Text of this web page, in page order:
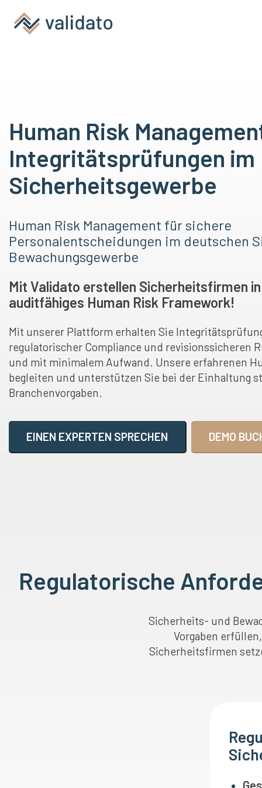
Human Risk
Integritätsprüfungen im
Sicherheitsgewerbe
Human Risk Management für sichere
Personalentscheidungen im deutschen
Bewachungsgewerbe
Mit Validato erstellen Sicherheitsfirmen
auditfähiges Human Risk Framework!
Mit unserer Plattform erhalten Sie
regulatorischer Compliance und revisionssicheren
und mit minimalem Aufwand. Unsere erfahrenen
begleiten und unterstützen Sie bei der Einhaltung
Branchenvorgaben.
EINEN EXPERTEN SPRECHEN DEMO
Regulatorische
Sicherheits- und
Vorgaben
Sicherheitsfirmen